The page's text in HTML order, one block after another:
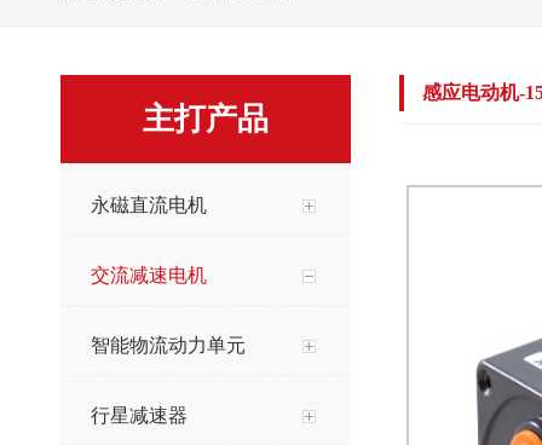
主打产品
永磁直流电机
交流减速电机
智能物流动力单元
行星减速器
感应电动机-